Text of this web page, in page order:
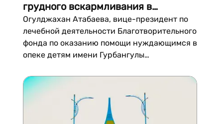
грудного вскармливания в
Туркменистане
Огулджахан Атабаева, вице-президент по
лечебной деятельности Благотворительного
фонда по оказанию помощи нуждающимся в
опеке детям имени Гурбангулы